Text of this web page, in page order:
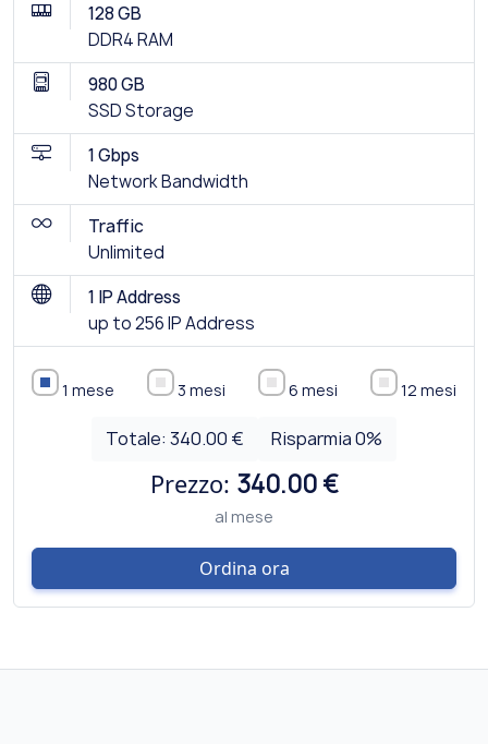
128 GB
DDR4 RAM
980 GB
SSD Storage
1 Gbps
Network Bandwidth
Traffic
Unlimited
1 IP Address
up to 256 IP Address
1 mese 3 mesi 6 mesi 12 mesi
Totale: 340.00 € Risparmia0%
Prezzo: 340.00 €
al mese
Ordina ora